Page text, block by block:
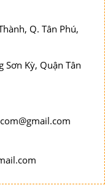
Q. Tân Phú,
Sơn Kỳ, Quận Tân